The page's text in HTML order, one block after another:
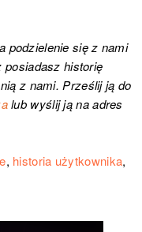
podzielenie się z nami
posiadasz historię
z nami. Prześlij ją do
lub wyślij ją na adres
, historia użytkownika,